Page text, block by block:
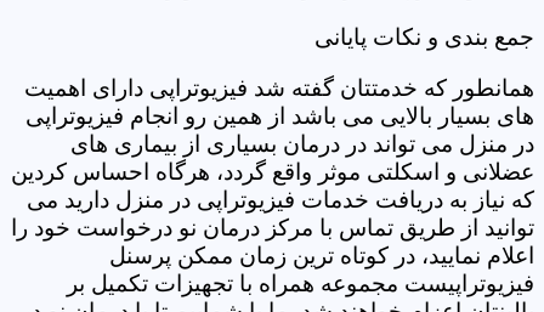
جمع بندی و نکات پایانی
همانطور که خدمتتان گفته شد فیزیوتراپی دارای اهمیت
های بسیار بالایی می باشد از همین رو انجام فیزیوتراپی
در منزل می تواند در درمان بسیاری از بیماری های
عضلانی و اسکلتی موثر واقع گردد، هرگاه احساس کردین
که نیاز به دریافت خدمات فیزیوتراپی در منزل دارید می
توانید از طریق تماس با مرکز درمان نو درخواست خود را
اعلام نمایید، در کوتاه ترین زمان ممکن پرسنل
فیزیوتراپیست مجموعه همراه با تجهیزات تکمیل بر